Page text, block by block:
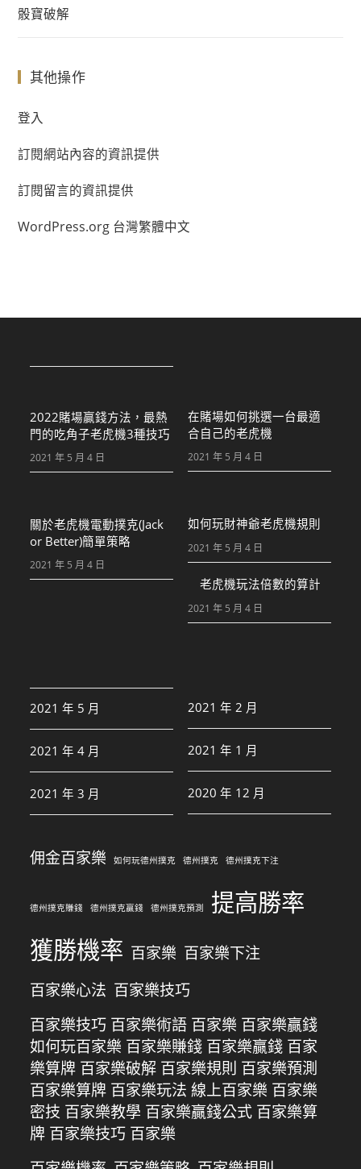
骰寶破解
其他操作
登入
訂閱網站內容的資訊提供
訂閱留言的資訊提供
WordPress.org 台灣繁體中文
2022賭場贏錢方法，最熱
門的吃角子老虎機3種技巧
2021 年 5 月 4 日
關於老虎機電動撲克(Jack
or Better)簡單策略
2021 年 5 月 4 日
在賭場如何挑選一台最適
合自己的老虎機
2021 年 5 月 4 日
如何玩財神爺老虎機規則
2021 年 5 月 4 日
老虎機玩法倍數的算計
2021 年 5 月 4 日
2021 年 5 月
2021 年 4 月
2021 年 3 月
2021 年 2 月
2021 年 1 月
2020 年 12 月
佣金百家樂 如何玩德州撲克 德州撲克 德州撲克下注
德州撲克賺錢 德州撲克贏錢 德州撲克預測
提高勝率
獲勝機率 百家樂 百家樂下注
百家樂心法 百家樂技巧
百家樂技巧 百家樂術語 百家樂 百家樂贏錢
如何玩百家樂 百家樂賺錢 百家樂贏錢 百家
樂算牌 百家樂破解 百家樂規則 百家樂預測
百家樂算牌 百家樂玩法 線上百家樂 百家樂
密技 百家樂教學 百家樂贏錢公式 百家樂算
牌 百家樂技巧 百家樂